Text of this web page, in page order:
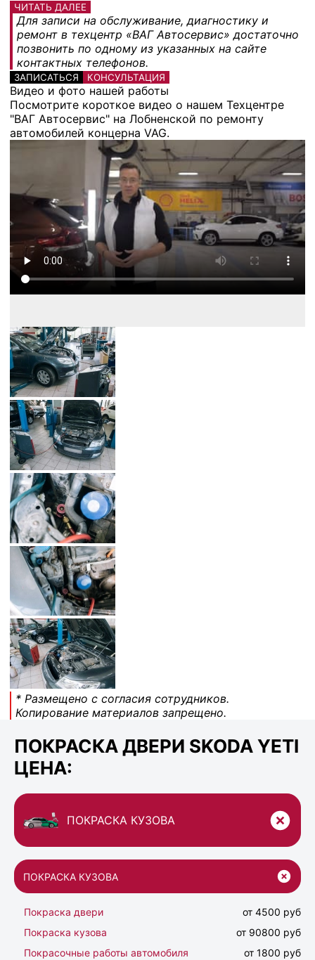
ЧИТАТЬ ДАЛЕЕ
Для записи на обслуживание, диагностику и
ремонт в техцентр «ВАГ Автосервис» достаточно
позвонить по одному из указанных на сайте
контактных телефонов.
ЗАПИСАТЬСЯ КОНСУЛЬТАЦИЯ
Видео и фото нашей работы
Посмотрите короткое видео о нашем Техцентре
"ВАГ Автосервис" на Лобненской по ремонту
автомобилей концерна VAG.
* Размещено с согласия сотрудников.
Копирование материалов запрещено.
ПОКРАСКА ДВЕРИ SKODA YETI
ЦЕНА:
ПОКРАСКА КУЗОВА
ПОКРАСКА КУЗОВА
Покраска двери
от 4500 руб
Покраска кузова
от 90800 руб
Покрасочные работы автомобиля
от 1800 руб